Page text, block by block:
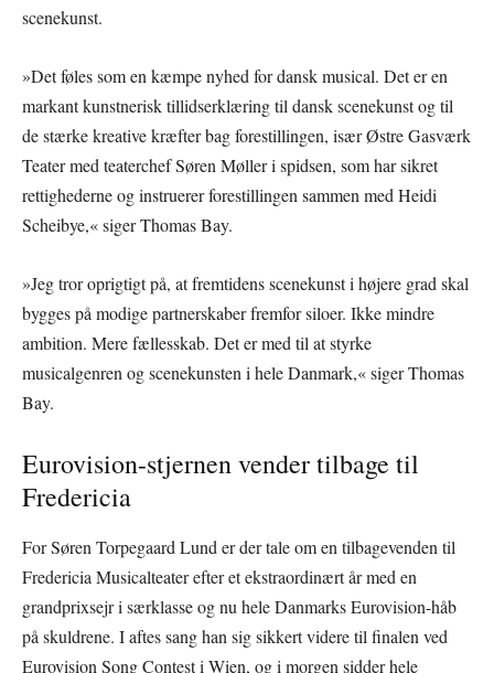
scenekunst.
»Det føles som en kæmpe nyhed for dansk musical. Det er en
markant kunstnerisk tillidserklæring til dansk scenekunst og til
de stærke kreative kræfter bag forestillingen, især Østre Gasværk
Teater med teaterchef Søren Møller i spidsen, som har sikret
rettighederne og instruerer forestillingen sammen med Heidi
Scheibye,« siger Thomas Bay.
»Jeg tror oprigtigt på, at fremtidens scenekunst i højere grad skal
bygges på modige partnerskaber fremfor siloer. Ikke mindre
ambition. Mere fællesskab. Det er med til at styrke
musicalgenren og scenekunsten i hele Danmark,« siger Thomas
Bay.
Eurovision-stjernen vender tilbage til
Fredericia
For Søren Torpegaard Lund er der tale om en tilbagevenden til
Fredericia Musicalteater efter et ekstraordinært år med en
grandprixsejr i særklasse og nu hele Danmarks Eurovision-håb
på skuldrene. I aftes sang han sig sikkert videre til finalen ved
Eurovision Song Contest i Wien, og i morgen sidder hele